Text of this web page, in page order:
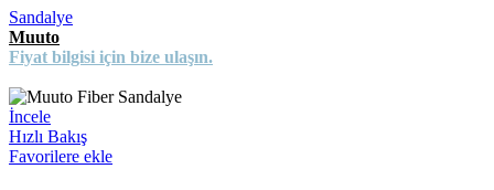
Sandalye
Muuto
Fiyat bilgisi için bize ulaşın.
İncele
Hızlı Bakış
Favorilere ekle